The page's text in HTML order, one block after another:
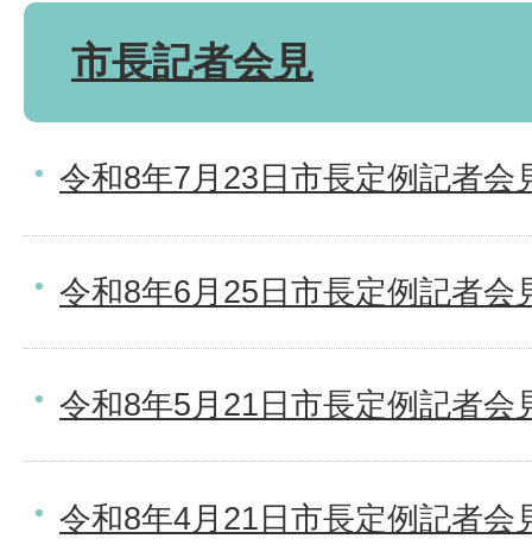
市長記者会見
令和8年7月23日市長定例記者会
令和8年6月25日市長定例記者会
令和8年5月21日市長定例記者会
令和8年4月21日市長定例記者会